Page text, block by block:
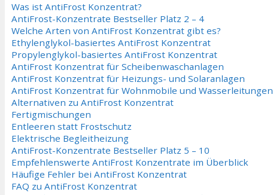
Was ist AntiFrost Konzentrat?
AntiFrost-Konzentrate Bestseller Platz 2 – 4
Welche Arten von AntiFrost Konzentrat gibt es?
Ethylenglykol-basiertes AntiFrost Konzentrat
Propylenglykol-basiertes AntiFrost Konzentrat
AntiFrost Konzentrat für Scheibenwaschanlagen
AntiFrost Konzentrat für Heizungs- und Solaranlagen
AntiFrost Konzentrat für Wohnmobile und Wasserleitungen
Alternativen zu AntiFrost Konzentrat
Fertigmischungen
Entleeren statt Frostschutz
Elektrische Begleitheizung
AntiFrost-Konzentrate Bestseller Platz 5 – 10
Empfehlenswerte AntiFrost Konzentrate im Überblick
Häufige Fehler bei AntiFrost Konzentrat
FAQ zu AntiFrost Konzentrat